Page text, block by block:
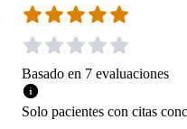
Basado en 7 evaluaciones
Solo pacientes con citas